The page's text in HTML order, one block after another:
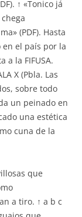
↑ «Tonico já
(PDF). Hasta
el país por la
a la FIFUSA.
X (Pbla. Las
sobre todo
un peinado en
una estética
cuna de la
que
a tiro. ↑ a b c